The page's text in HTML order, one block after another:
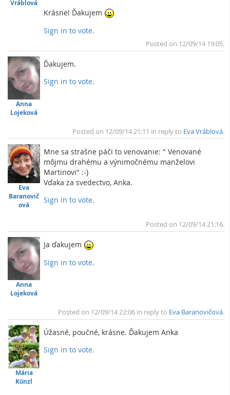
Vráblová
Krásne! Ďakujem
Sign in to vote.
Top
Posted on 12/09/14 19:05.
Anna
Lojeková
Ďakujem.
Sign in to vote.
Posted on 12/09/14 21:11 in reply to Eva Vráblová.
Eva
Baranovič
ová
Mne sa strašne páči to venovanie: " Venované
môjmu drahému a výnimočnému manželovi
Martinovi" :-)
Vďaka za svedectvo, Anka.
Sign in to vote.
Posted on 12/09/14 21:16.
Anna
Lojeková
Ja ďakujem
Sign in to vote.
Posted on 12/09/14 22:06 in reply to Eva Baranovičová.
Mária
Künzl
Úžasné, poučné, krásne. Ďakujem Anka
Sign in to vote.